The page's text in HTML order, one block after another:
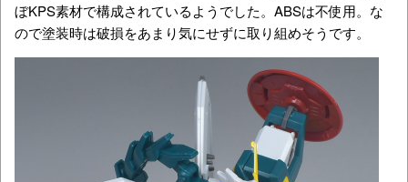
ぼKPS素材で構成されているようでした。ABSは不使用。な
ので塗装時は破損をあまり気にせずに取り組めそうです。